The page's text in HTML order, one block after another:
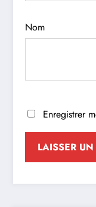
Nom
Enregistrer